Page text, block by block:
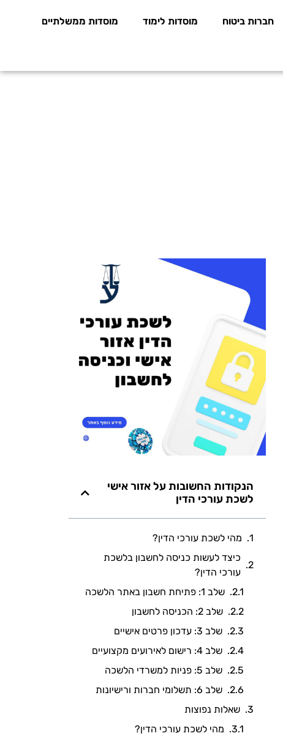
חברות ביטוח מוסדות לימוד מוסדות ממשלתיים
הנקודות החשובות על אזור אישי
לשכת עורכי הדין
מהי לשכת עורכי הדין?
כיצד לעשות כניסה לחשבון בלשכת
עורכי הדין?
שלב 1: פתיחת חשבון באתר הלשכה
שלב 2: הכניסה לחשבון
שלב 3: עדכון פרטים אישיים
שלב 4: רישום לאירועים מקצועיים
שלב 5: פניות למשרדי הלשכה
שלב 6: תשלומי חברות ורישיונות
שאלות נפוצות
מהי לשכת עורכי הדין?